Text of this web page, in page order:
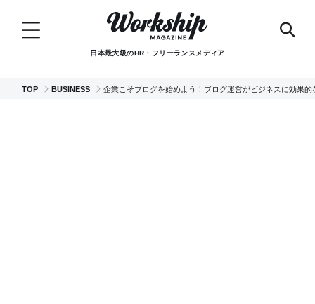
日本最大級のHR・フリーランスメディア
TOP BUSINESS 企業こそブログを始めよう！ブログ運営がビジネスに効果的